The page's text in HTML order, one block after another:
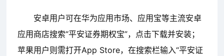
安卓用户可在华为应用市场、应用宝等主流安卓
应用商店搜索“平安证券期权宝”，点击下载并安装；
苹果用户则需打开App Store，在搜索栏输入“平安证